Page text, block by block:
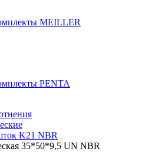
MEILLER
PENTA
K21 NBR
35*50*9,5 UN NBR